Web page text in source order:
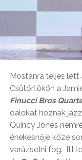
Mostanra teljes lett
Csütörtökön a
Finucci Bros
dalokat hoznak
Quincy Jones
énekesnője közé
varázsolni fog. Itt